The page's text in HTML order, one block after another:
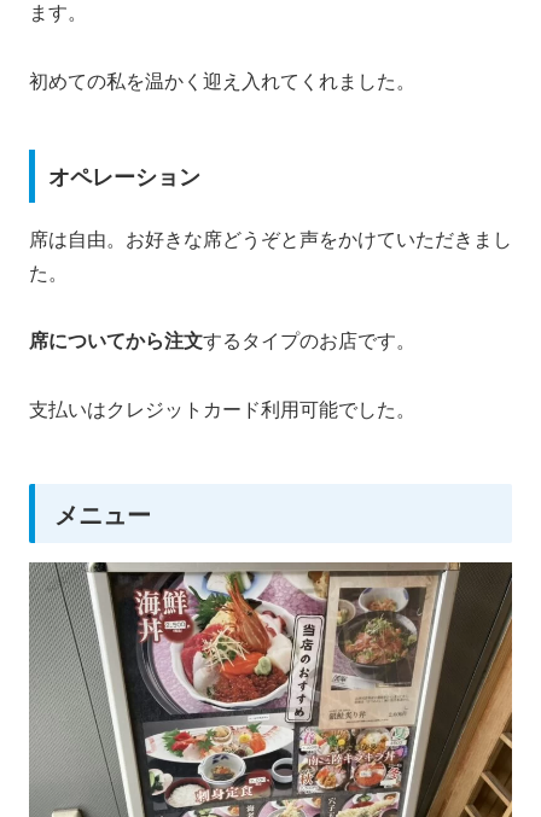
ます。
初めての私を温かく迎え入れてくれました。
オペレーション
席は自由。お好きな席どうぞと声をかけていただきまし
た。
席についてから注文するタイプのお店です。
支払いはクレジットカード利用可能でした。
メニュー